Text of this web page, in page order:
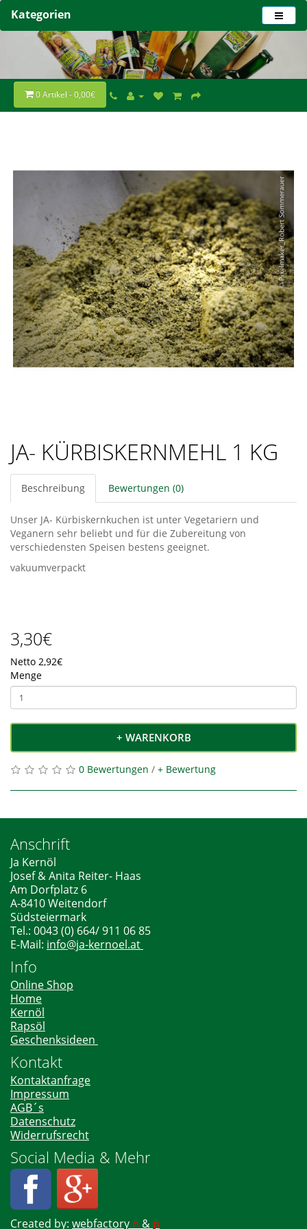
Kategorien
0 Artikel - 0,00€
JA- KÜRBISKERNMEHL 1 KG
Beschreibung Bewertungen (0)
Unser JA- Kürbiskernkuchen ist unter Vegetariern und
Veganern sehr beliebt und für die Zubereitung von
verschiedensten Speisen bestens geeignet.
vakuumverpackt
3,30€
Netto 2,92€
Menge
+ WARENKORB
0 Bewertungen / + Bewertung
Anschrift
Ja Kernöl
Josef & Anita Reiter- Haas
Am Dorfplatz 6
A-8410 Weitendorf
Südsteiermark
Tel.: 0043 (0) 664/ 911 06 85
E-Mail: info@ja-kernoel.at
Info
Online Shop
Home
Kernöl
Rapsöl
Geschenksideen
Kontakt
Kontaktanfrage
Impressum
AGB´s
Datenschutz
Widerrufsrecht
Social Media & Mehr
Created by: webfactory n & p